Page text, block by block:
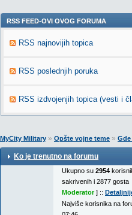
RSS FEED-OVI OVOG FORUMA
RSS najnovijih topica
RSS poslednjih poruka
RSS izdvojenjih topica (vesti i
MyCity Military » Opšte vojne teme »
Ko je trenutno na forumu
Ukupno su 2954
sakrivenih i 2877
Moderator] ::
Najviše korisnika na